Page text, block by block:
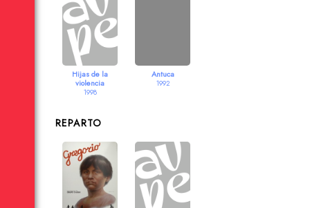
Hijas de la
violencia
1998
Antuca
1992
REPARTO